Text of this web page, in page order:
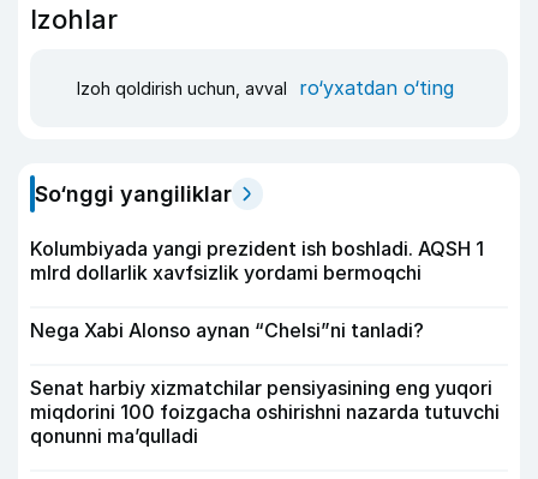
Izohlar
Izoh qoldirish uchun, avval ro‘yxatdan o‘ting
So‘nggi yangiliklar
Kolumbiyada yangi prezident ish boshladi. AQSH 1
mlrd dollarlik xavfsizlik yordami bermoqchi
Nega Xabi Alonso aynan “Chelsi”ni tanladi?
Senat harbiy xizmatchilar pensiyasining eng yuqori
miqdorini 100 foizgacha oshirishni nazarda tutuvchi
qonunni ma’qulladi